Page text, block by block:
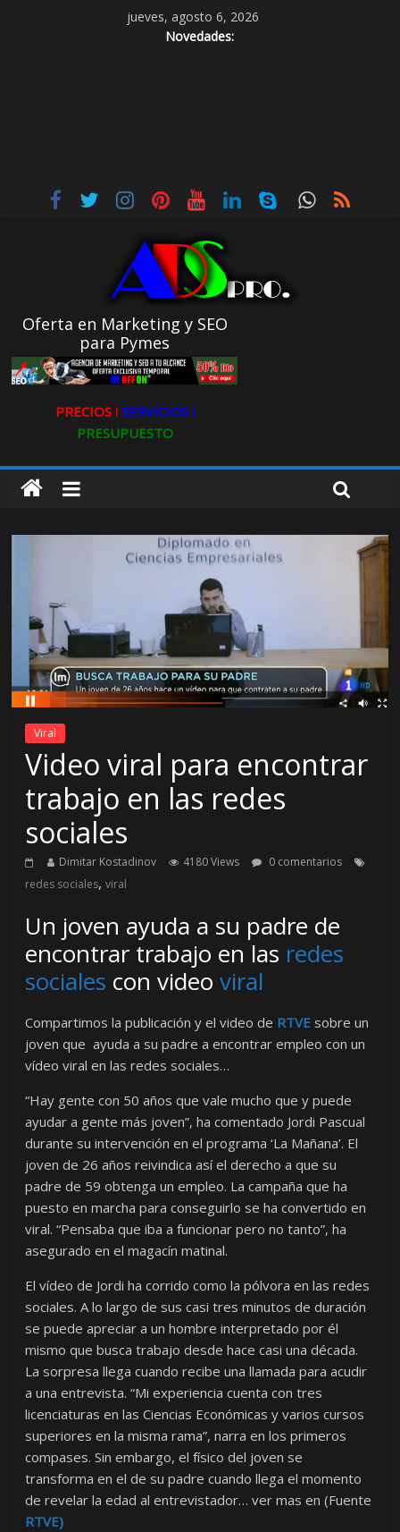
jueves, agosto 6, 2026
Novedades:
Oferta en Marketing y SEO
para Pymes
PRECIOS ǀ SERVICIOS ǀ
PRESUPUESTO
Viral
Video viral para encontrar
trabajo en las redes
sociales
Dimitar Kostadinov 4180 Views
0 comentarios
redes sociales,viral
Un joven ayuda a su padre de
encontrar trabajo en las redes
sociales con videoviral
Compartimos la publicación y el video de RTVE sobre un
joven que ayuda a su padre a encontrar empleo con un
vídeo viral en las redes sociales…
“Hay gente con 50 años que vale mucho que y puede
ayudar a gente más joven”, ha comentado Jordi Pascual
durante su intervención en el programa ‘La Mañana’. El
joven de 26 años reivindica así el derecho a que su
padre de 59 obtenga un empleo. La campaña que ha
puesto en marcha para conseguirlo se ha convertido en
viral. “Pensaba que iba a funcionar pero no tanto”, ha
asegurado en el magacín matinal.
El vídeo de Jordi ha corrido como la pólvora en las redes
sociales. A lo largo de sus casi tres minutos de duración
se puede apreciar a un hombre interpretado por él
mismo que busca trabajo desde hace casi una década.
La sorpresa llega cuando recibe una llamada para acudir
a una entrevista. “Mi experiencia cuenta con tres
licenciaturas en las Ciencias Económicas y varios cursos
superiores en la misma rama”, narra en los primeros
compases. Sin embargo, el físico del joven se
transforma en el de su padre cuando llega el momento
de revelar la edad al entrevistador… ver mas en (Fuente
RTVE)